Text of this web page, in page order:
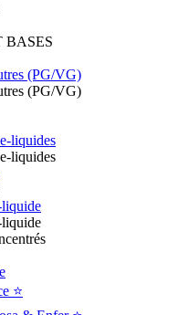
BASES
(PG/VG)
(PG/VG)
liquides
liquides
⭐️